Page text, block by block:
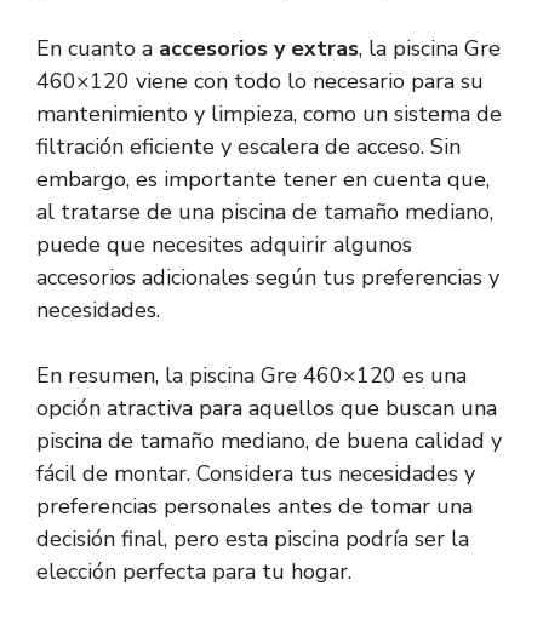
En cuanto a accesorios y extras, la piscina Gre
460×120 viene con todo lo necesario para su
mantenimiento y limpieza, como un sistema de
filtración eficiente y escalera de acceso. Sin
embargo, es importante tener en cuenta que,
al tratarse de una piscina de tamaño mediano,
puede que necesites adquirir algunos
accesorios adicionales según tus preferencias y
necesidades.
En resumen, la piscina Gre 460×120 es una
opción atractiva para aquellos que buscan una
piscina de tamaño mediano, de buena calidad y
fácil de montar. Considera tus necesidades y
preferencias personales antes de tomar una
decisión final, pero esta piscina podría ser la
elección perfecta para tu hogar.